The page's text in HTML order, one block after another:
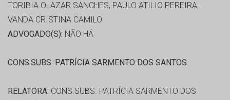
TORIBIA OLAZAR SANCHES, PAULO ATILIO PEREIRA,
VANDA CRISTINA CAMILO
ADVOGADO(S): NÃO HÁ
CONS.SUBS. PATRÍCIA SARMENTO DOS SANTOS
RELATORA: CONS.SUBS. PATRÍCIA SARMENTO DOS